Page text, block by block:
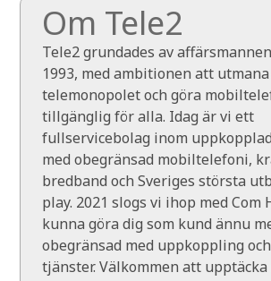
Om Tele2
Tele2 grundades av
1993, med ambitionen att utmana
telemonopolet och göra
tillgänglig för alla. Idag är vi ett
fullservicebolag inom
med obegränsad mobiltelefoni,
bredband och Sveriges största
play. 2021 slogs vi ihop med Com
kunna göra dig som kund ännu
obegränsad med uppkoppling
tjänster. Välkommen att upptäcka